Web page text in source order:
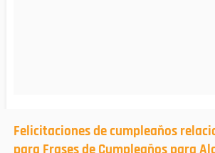
Felicitaciones de cumpleaños